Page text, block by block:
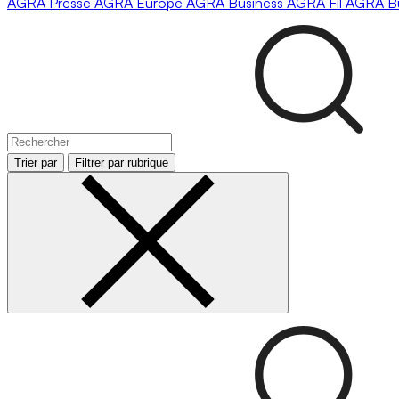
Trier par Filtrer par rubrique